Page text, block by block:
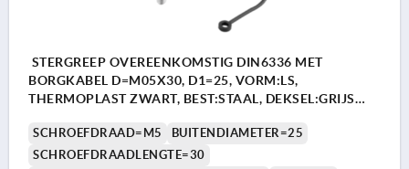
STERGREEP OVEREENKOMSTIG DIN6336 MET
BORGKABEL D=M05X30, D1=25, VORM:LS,
THERMOPLAST ZWART, BEST:STAAL, DEKSEL:GRIJS
SCHROEFDRAAD=M5
BUITENDIAMETER=25
SCHROEFDRAADLENGTE=30